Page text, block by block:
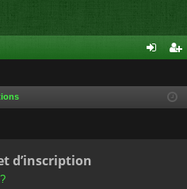
cri
d’inscription